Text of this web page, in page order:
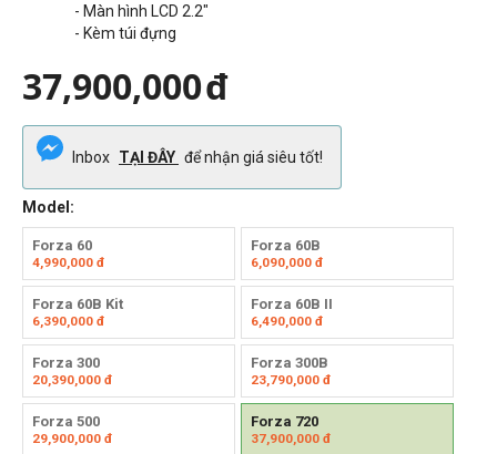
- Màn hình LCD 2.2"
- Kèm túi đựng
37,900,000đ
Inbox TẠI ĐÂY để nhận giá siêu tốt!
Model:
Forza 60
4,990,000 đ
Forza 60B
6,090,000đ
Forza 60B Kit
6,390,000 đ
Forza 60B II
6,490,000đ
Forza 300
20,390,000 đ
Forza 300B
23,790,000đ
Forza 500
29,900,000 đ
Forza 720
37,900,000đ